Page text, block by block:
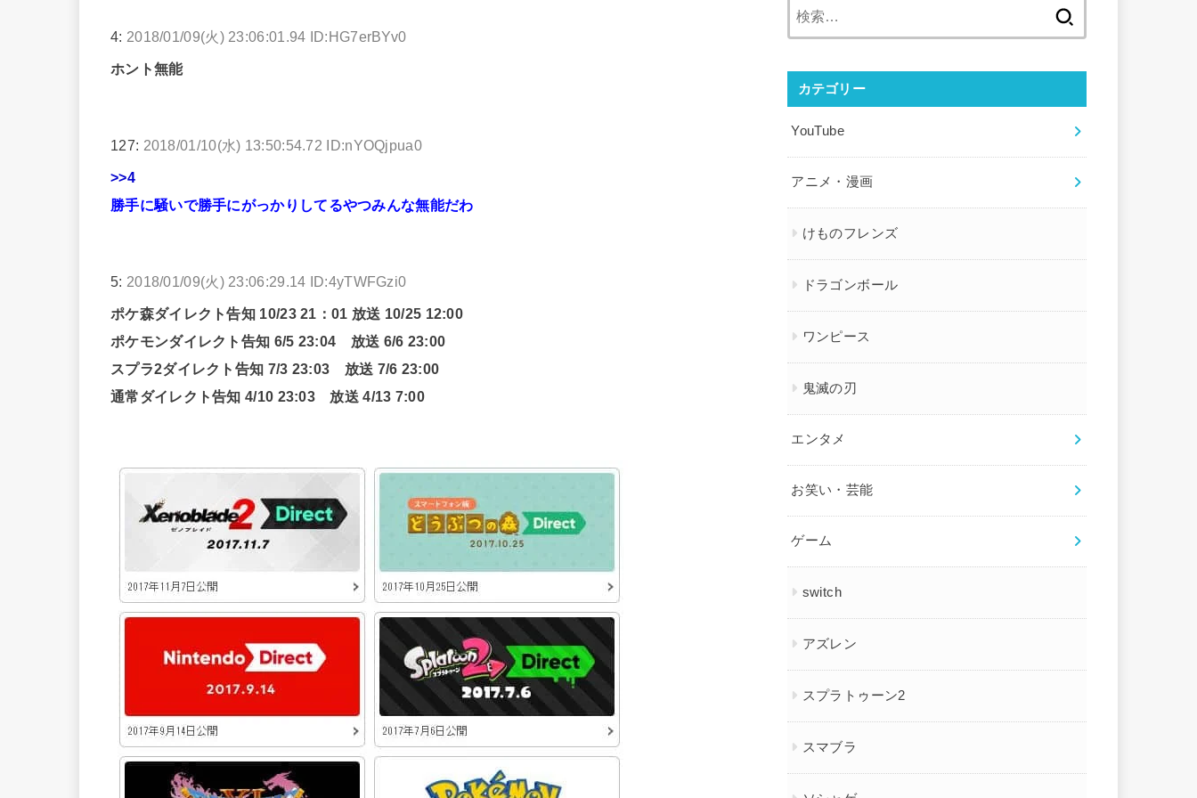
4: 2018/01/09(火) 23:06:01.94 ID:HG7erBYv0
ホント無能
127: 2018/01/10(水) 13:50:54.72 ID:nYOQjpua0
>>4
勝手に騒いで勝手にがっかりしてるやつみんな無能だわ
5: 2018/01/09(火) 23:06:29.14 ID:4yTWFGzi0
ポケ森ダイレクト告知 10/23 21：01 放送 10/25 12:00
ポケモンダイレクト告知 6/5 23:04 放送 6/6 23:00
スプラ2ダイレクト告知 7/3 23:03 放送 7/6 23:00
通常ダイレクト告知 4/10 23:03 放送 4/13 7:00
カテゴリー
YouTube
アニメ・漫画
けものフレンズ
ドラゴンボール
ワンピース
鬼滅の刃
エンタメ
お笑い・芸能
ゲーム
switch
アズレン
スプラトゥーン2
スマブラ